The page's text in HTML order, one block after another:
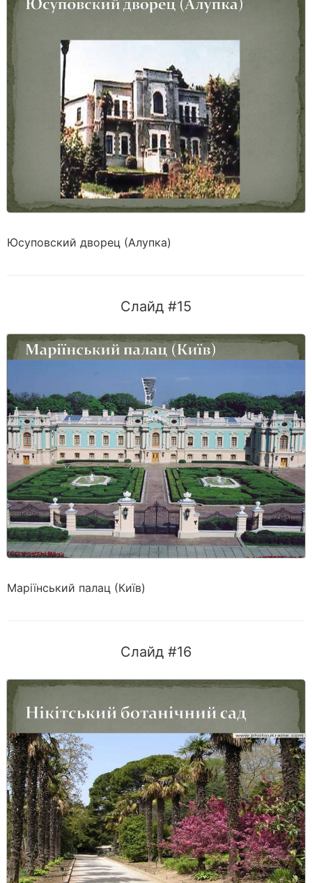
Юсуповский дворец (Алупка)
Слайд #15
Маріїнський палац (Київ)
Слайд #16